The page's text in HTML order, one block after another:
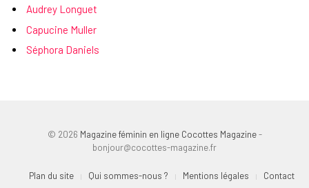
Audrey Longuet
Capucine Muller
Séphora Daniels
© 2026 Magazine féminin en ligne Cocottes Magazine-
bonjour@cocottes-magazine.fr
Plan du site Qui sommes-nous ? Mentions légales Contact